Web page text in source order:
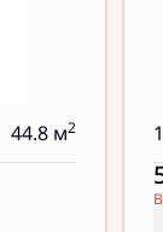
44.8 м2